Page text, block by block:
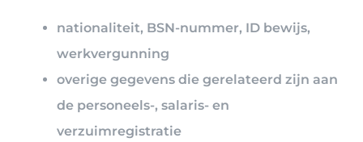
nationaliteit, BSN-nummer, ID bewijs,
werkvergunning
overige gegevens die gerelateerd zijn aan
de personeels-, salaris- en
verzuimregistratie